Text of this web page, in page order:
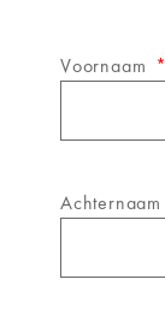
Voornaam
Achternaam